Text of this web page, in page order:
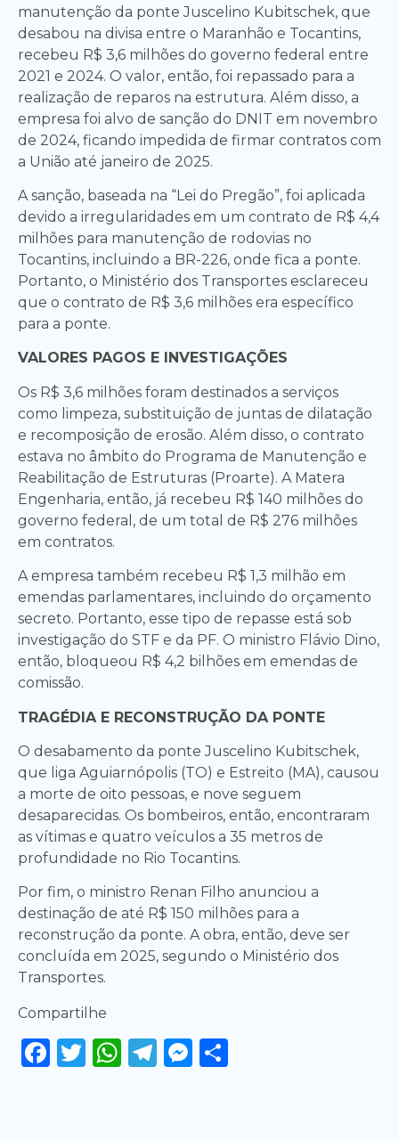
manutenção da ponte Juscelino Kubitschek, que
desabou na divisa entre o Maranhão e Tocantins,
recebeu R$ 3,6 milhões do governo federal entre
2021 e 2024. O valor, então, foi repassado para a
realização de reparos na estrutura. Além disso, a
empresa foi alvo de sanção do DNIT em novembro
de 2024, ficando impedida de firmar contratos com
a União até janeiro de 2025.
A sanção, baseada na “Lei do Pregão”, foi aplicada
devido a irregularidades em um contrato de R$ 4,4
milhões para manutenção de rodovias no
Tocantins, incluindo a BR-226, onde fica a ponte.
Portanto, o Ministério dos Transportes esclareceu
que o contrato de R$ 3,6 milhões era específico
para a ponte.
VALORES PAGOS E INVESTIGAÇÕES
Os R$ 3,6 milhões foram destinados a serviços
como limpeza, substituição de juntas de dilatação
e recomposição de erosão. Além disso, o contrato
estava no âmbito do Programa de Manutenção e
Reabilitação de Estruturas (Proarte). A Matera
Engenharia, então, já recebeu R$ 140 milhões do
governo federal, de um total de R$ 276 milhões
em contratos.
A empresa também recebeu R$ 1,3 milhão em
emendas parlamentares, incluindo do orçamento
secreto. Portanto, esse tipo de repasse está sob
investigação do STF e da PF. O ministro Flávio Dino,
então, bloqueou R$ 4,2 bilhões em emendas de
comissão.
TRAGÉDIA E RECONSTRUÇÃO DA PONTE
O desabamento da ponte Juscelino Kubitschek,
que liga Aguiarnópolis (TO) e Estreito (MA), causou
a morte de oito pessoas, e nove seguem
desaparecidas. Os bombeiros, então, encontraram
as vítimas e quatro veículos a 35 metros de
profundidade no Rio Tocantins.
Por fim, o ministro Renan Filho anunciou a
destinação de até R$ 150 milhões para a
reconstrução da ponte. A obra, então, deve ser
concluída em 2025, segundo o Ministério dos
Transportes.
Compartilhe
Facebook
Twitter
WhatsApp
Telegram
Messenger